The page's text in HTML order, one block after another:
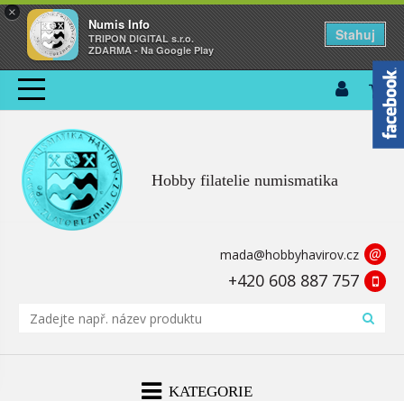
×
Numis Info
TRIPON DIGITAL s.r.o.
ZDARMA - Na Google Play
Stahuj
Hobby filatelie numismatika
mada@hobbyhavirov.cz @
+420 608 887 757
KATEGORIE